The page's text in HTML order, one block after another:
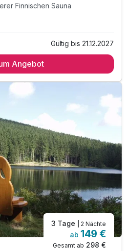
Finnischen Sauna
vom Buffet
- Alles ist möglich!
Gültig bis 21.12.2027
Angebot
3 Tage | 2 Nächte
ab 149 €
Gesamt ab 298 €